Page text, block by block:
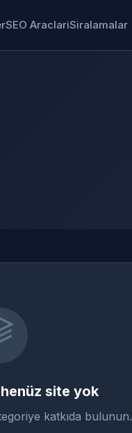
SEO AraclariSiralamalar
site yok
katkıda bulunun.